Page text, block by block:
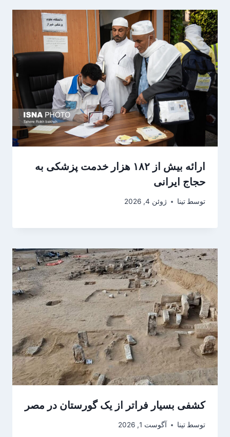
ارائه بیش از ۱۸۲ هزار خدمت پزشکی به
حجاج ایرانی
توسط تینا ژوئن 4, 2026
کشفی بسیار فراتر از یک گورستان در مصر
توسط تینا آگوست 1, 2026